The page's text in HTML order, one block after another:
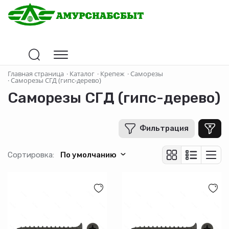
Главная страница · Каталог · Крепеж ·Саморезы
·Саморезы СГД (гипс-дерево)
Саморезы СГД (гипс-дерево)
Фильтрация
В рублях
Сортировка: По умолчанию